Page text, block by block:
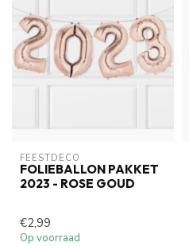
FEESTDECO
FOLIEBALLON PAKKET
2023 - ROSE GOUD
€2,99
Op voorraad